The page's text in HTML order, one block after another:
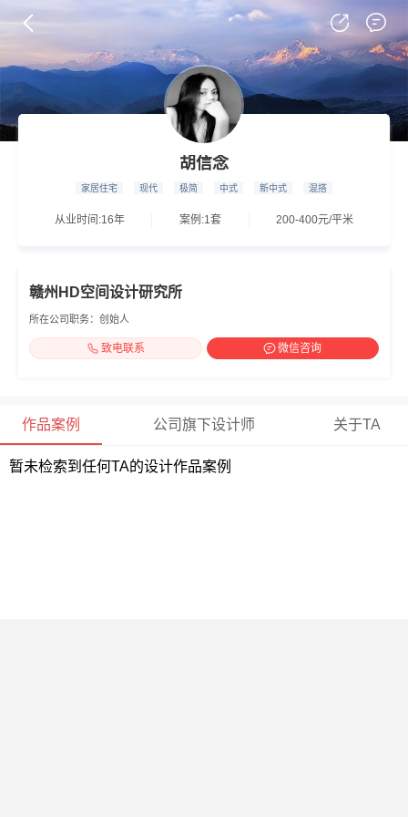
胡信念
家居住宅 现代 极简 中式 新中式 混搭
从业时间:16年 案例:1套 200-400元/平米
赣州HD空间设计研究所
所在公司职务：创始人
致电联系 微信咨询
作品案例 公司旗下设计师 关于TA
暂未检索到任何TA的设计作品案例